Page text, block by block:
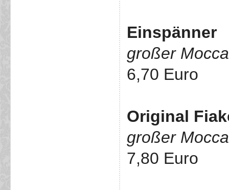
Einspänner
großer
6,70 Euro
Original
großer
7,80 Euro